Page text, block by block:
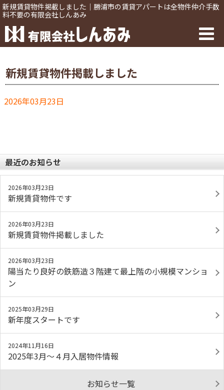
新規賃貸物件掲載しました｜勝浦市の賃貸アパートは全物件仲介手数
料不要の有限会社しんあみ
新規賃貸物件掲載しました
2026年03月23日
最近のお知らせ
2026年03月23日
新規賃貸物件です
2026年03月23日
新規賃貸物件掲載しました
2026年03月23日
陽当たり良好の鉄筋造３階建て最上階の小規模マンショ
ン
2025年03月29日
新年度スタートです
2024年11月16日
2025年3月～４月入居物件情報
お知らせ一覧